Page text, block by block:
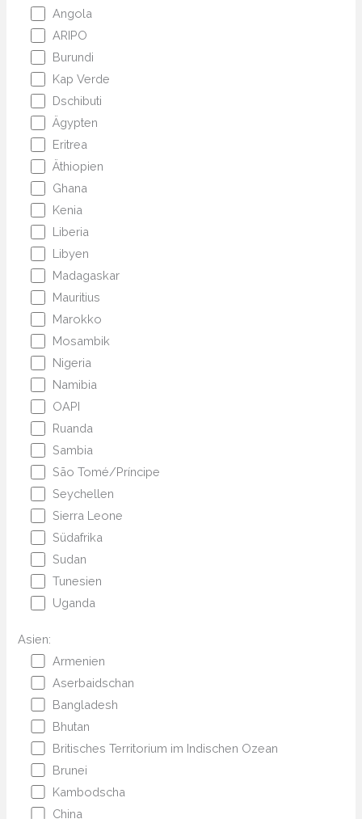
Angola
ARIPO
Burundi
Kap Verde
Dschibuti
Ägypten
Eritrea
Äthiopien
Ghana
Kenia
Liberia
Libyen
Madagaskar
Mauritius
Marokko
Mosambik
Nigeria
Namibia
OAPI
Ruanda
Sambia
São Tomé/Príncipe
Seychellen
Sierra Leone
Südafrika
Sudan
Tunesien
Uganda
Asien:
Armenien
Aserbaidschan
Bangladesh
Bhutan
Britisches Territorium im Indischen Ozean
Brunei
Kambodscha
China